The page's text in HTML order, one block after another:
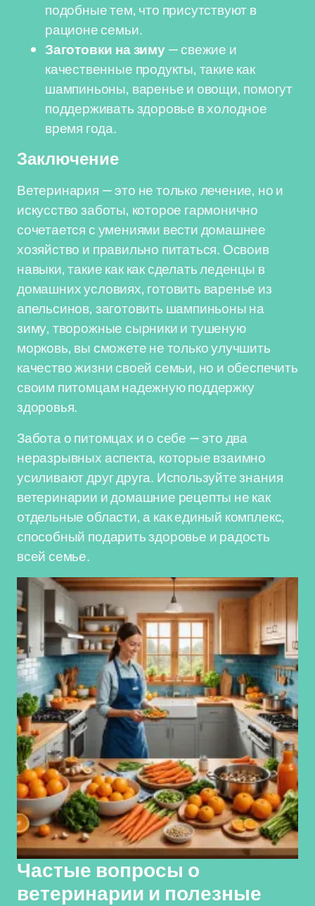
подобные тем, что присутствуют в
рационе семьи.
Заготовки на зиму— свежие и
качественные продукты, такие как
шампиньоны, варенье и овощи, помогут
поддерживать здоровье в холодное
время года.
Заключение
Ветеринария — это не только лечение, но и
искусство заботы, которое гармонично
сочетается с умениями вести домашнее
хозяйство и правильно питаться. Освоив
навыки, такие как как сделать леденцы в
домашних условиях, готовить варенье из
апельсинов, заготовить шампиньоны на
зиму, творожные сырники и тушеную
морковь, вы сможете не только улучшить
качество жизни своей семьи, но и обеспечить
своим питомцам надежную поддержку
здоровья.
Забота о питомцах и о себе — это два
неразрывных аспекта, которые взаимно
усиливают друг друга. Используйте знания
ветеринарии и домашние рецепты не как
отдельные области, а как единый комплекс,
способный подарить здоровье и радость
всей семье.
Частые вопросы о
ветеринарии и полезные